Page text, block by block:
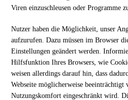
Viren einzuschleusen oder Programme
Nutzer haben die Möglichkeit, unser
aufzurufen. Dazu müssen im Browser
Einstellungen geändert werden.
Hilfsfunktion Ihres Browsers, wie
weisen allerdings darauf hin, dass
Webseite möglicherweise beeinträchtigt
Nutzungskomfort eingeschränkt wird.